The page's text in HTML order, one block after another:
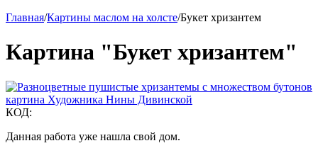
Главная/Картины маслом на холсте/Букет хризантем
Картина "Букет хризантем"
КОД:
Данная работа уже нашла свой дом.